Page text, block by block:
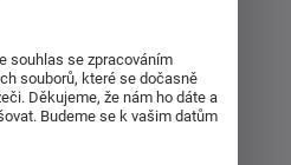
souhlas se zpracováním
souborů, které se dočasně
Děkujeme, že nám ho dáte a
Budeme se k vašim datům